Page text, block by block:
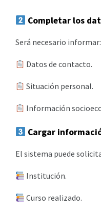
Completar los
Será necesario informar:
Datos de contacto.
Situación personal.
Información
Cargar
El sistema puede
Institución.
Curso realizado.